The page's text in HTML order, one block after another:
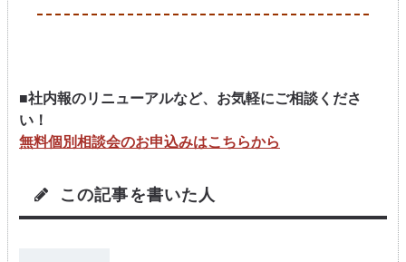
■社内報のリニューアルなど、お気軽にご相談くださ
い！
無料個別相談会のお申込みはこちらから
この記事を書いた人